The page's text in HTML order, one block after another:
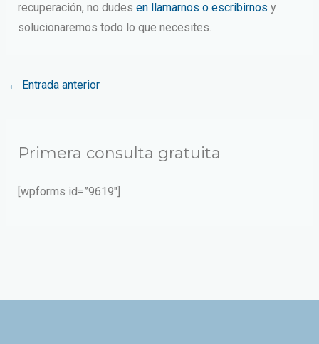
recuperación, no dudes en llamarnos o escribirnos y
solucionaremos todo lo que necesites.
← Entrada anterior
Primera consulta gratuita
[wpforms id=”9619″]